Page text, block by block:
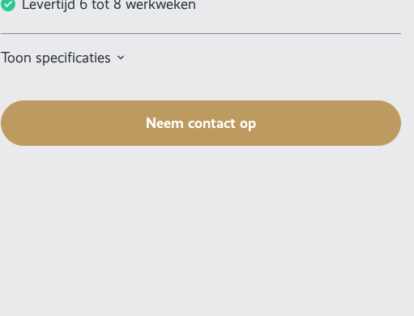
Levertijd 6 tot 8 werkweken
Toon specificaties
Neem contact op